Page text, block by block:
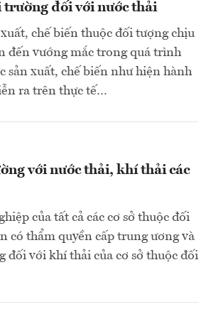
trường đối với nước thải
chế biến thuộc đối tượng chịu
đến vướng mắc trong quá trình
xuất, chế biến như hiện hành
ra trên thực tế…
với nước thải, khí thải các
của tất cả các cơ sở thuộc đối
có thẩm quyền cấp trung ương và
đối với khí thải của cơ sở thuộc đối